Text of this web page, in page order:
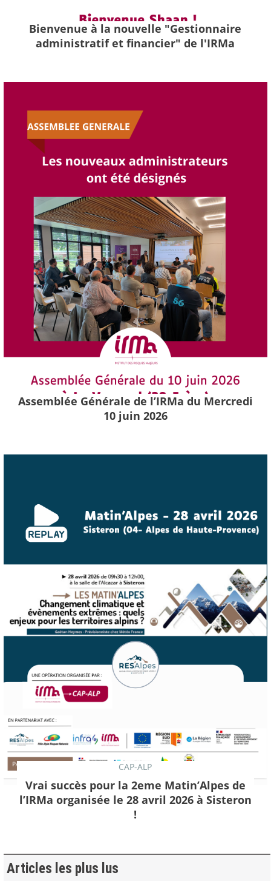
Bienvenue à la nouvelle "Gestionnaire
administratif et financier" de l'IRMa
Assemblée Générale de l’IRMa du Mercredi
10 juin 2026
CAP-ALP
Vrai succès pour la 2eme Matin’Alpes de
l’IRMa organisée le 28 avril 2026 à Sisteron
!
Articles les plus lus